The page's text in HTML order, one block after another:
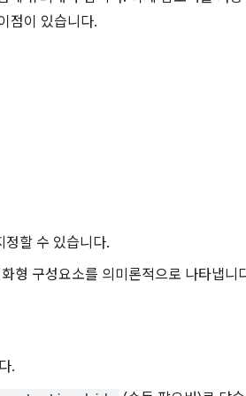
점이 있습니다.
정할 수 있습니다.
형 구성요소를 의미론적으로 나타냅니
.